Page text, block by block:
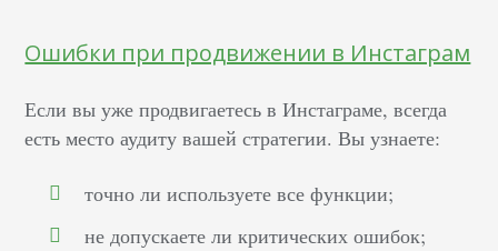
Ошибки при продвижении в Инстаграм
Если вы уже продвигаетесь в Инстаграме, всегда
есть место аудиту вашей стратегии. Вы узнаете:
точно ли используете все функции;
не допускаете ли критических ошибок;